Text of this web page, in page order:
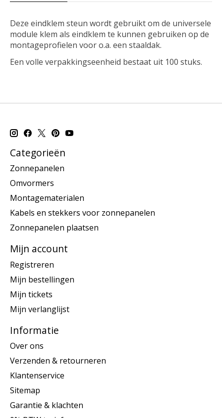
Deze eindklem steun wordt gebruikt om de universele
module klem als eindklem te kunnen gebruiken op de
montageprofielen voor o.a. een staaldak.
Een volle verpakkingseenheid bestaat uit 100 stuks.
Categorieën
Zonnepanelen
Omvormers
Montagematerialen
Kabels en stekkers voor zonnepanelen
Zonnepanelen plaatsen
Mijn account
Registreren
Mijn bestellingen
Mijn tickets
Mijn verlanglijst
Informatie
Over ons
Verzenden & retourneren
Klantenservice
Sitemap
Garantie & klachten